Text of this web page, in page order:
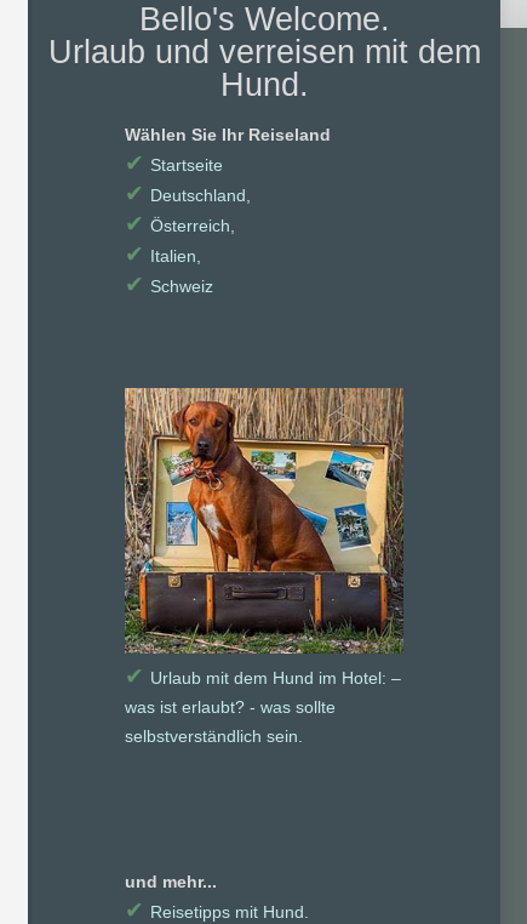
Bello's Welcome.
Urlaub und verreisen mit dem
Hund.
Wählen Sie Ihr Reiseland
✔ Startseite
✔ Deutschland,
✔ Österreich,
✔ Italien,
✔ Schweiz
✔ Urlaub mit dem Hund im Hotel: –
was ist erlaubt? - was sollte
selbstverständlich sein.
und mehr...
✔ Reisetipps mit Hund.